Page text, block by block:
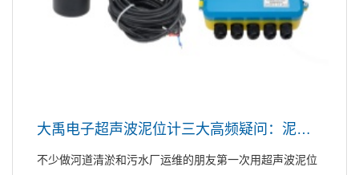
大禹电子超声波泥位计三大高频疑问：泥沙、量程、漂浮物，一次说清
不少做河道清淤和污水厂运维的朋友第一次用超声波泥位